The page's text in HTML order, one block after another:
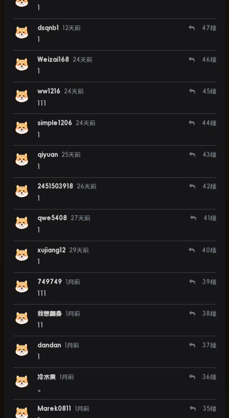
1
dsqnb1 12天前 47楼
1
Weizai168 24天前 46楼
1
ww1216 24天前 45楼
111
simple1206 24天前 44楼
1
qiyuan 25天前 43楼
1
2451503918 26天前 42楼
1
qwe5408 27天前 41 楼
1
xujiang12 29天前 40楼
1
749749 1月前 39楼
111
我想翻身 1月前 38楼
11
dandan 1月前 37楼
1
冷水果 1月前 36楼
。
Marek0811 1月前 35楼